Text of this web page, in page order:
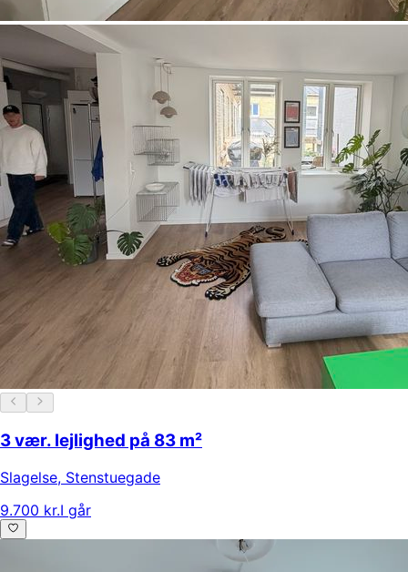
3 vær. lejlighed på 83 m²
Slagelse, Stenstuegade
9.700 kr.I går